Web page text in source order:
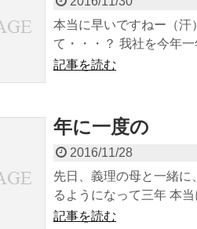
本当に早いですねー（汗
て・・・？ 我社を今年一
記事を読む
年に一度の
2016/11/28
先日、義理の母と一緒に
るようになって三年 本当
記事を読む